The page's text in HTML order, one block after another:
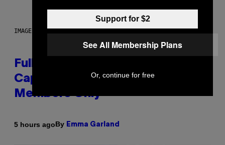
IMAGE: NICK DOVE
Fully-Automated Luxury Space
Capitalism—This Week on VICE:
Members Only
5 hours agoBy Emma Garland
Support for $2
See All Membership Plans
Or, continue for free